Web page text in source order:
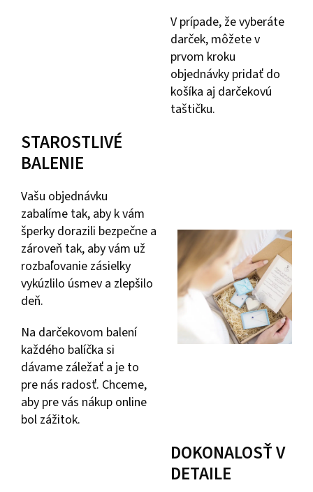
V prípade, že vyberáte
darček, môžete v
prvom kroku
objednávky pridať do
košíka aj darčekovú
taštičku.
STAROSTLIVÉ
BALENIE
Vašu objednávku
zabalíme tak, aby k vám
šperky dorazili bezpečne a
zároveň tak, aby vám už
rozbaľovanie zásielky
vykúzlilo úsmev a zlepšilo
deň.
Na darčekovom balení
každého balíčka si
dávame záležať a je to
pre nás radosť. Chceme,
aby pre vás nákup online
bol zážitok.
DOKONALOSŤ V
DETAILE